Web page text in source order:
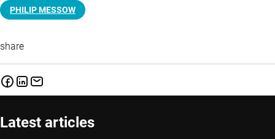
PHILIP MESSOW
share
Latest articles